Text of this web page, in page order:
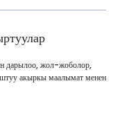
дарылоо, жол-жоболор,
акыркы маалымат менен